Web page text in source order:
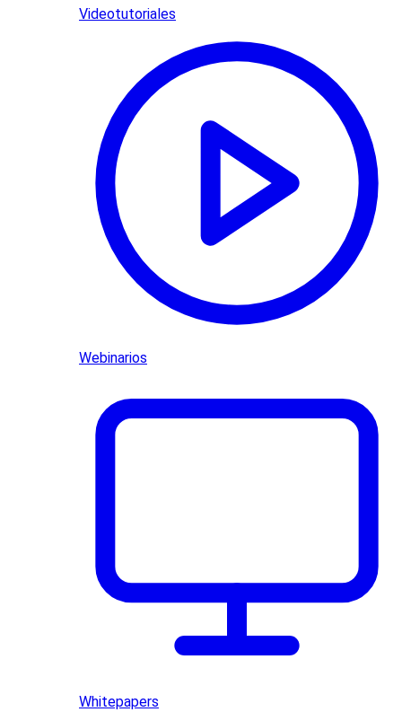
Videotutoriales
Webinarios
Whitepapers